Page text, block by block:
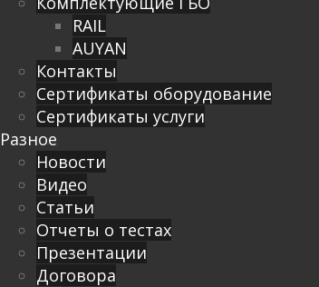
RAIL
AUYAN
Контакты
Сертификаты оборудование
Сертификаты услуги
Разное
Новости
Видео
Cтатьи
Отчеты о тестах
Презентации
Договора